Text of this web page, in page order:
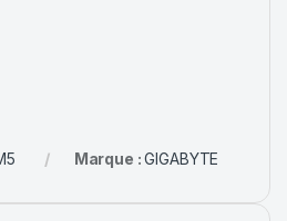
Marque :GIGABYTE